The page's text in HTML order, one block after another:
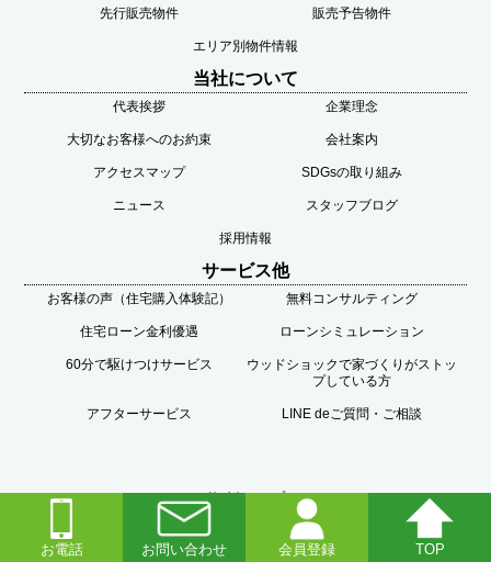
先行販売物件 販売予告物件
エリア別物件情報
当社について
代表挨拶 企業理念
大切なお客様へのお約束 会社案内
アクセスマップ SDGsの取り組み
ニュース スタッフブログ
採用情報
サービス他
お客様の声（住宅購入体験記） 無料コンサルティング
住宅ローン金利優遇 ローンシミュレーション
60分で駆けつけサービス
ウッドショックで家づくりがストッ
プしている方
アフターサービス LINE deご質問・ご相談
サイトマップ
個人情報の取扱いについて
お電話 お問い合わせ 会員登録 TOP